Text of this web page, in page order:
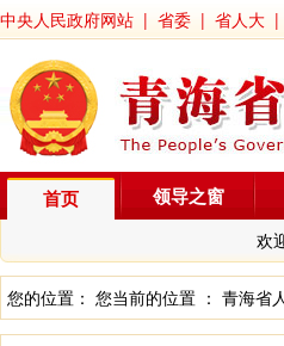
中央人民政府网站 | 省委 | 省人大 |
首页
欢
领导之窗
您的位置： 您当前的位置 ： 青海省